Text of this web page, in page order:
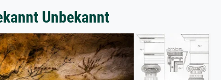
Unbekannt